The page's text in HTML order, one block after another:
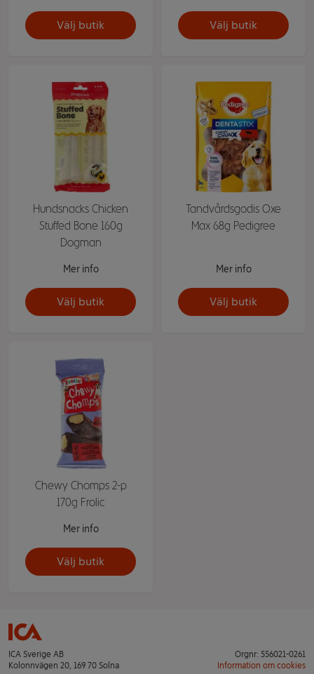
Välj butik Välj butik
Hundsnacks Chicken
Stuffed Bone 160g
Dogman
Mer info
Välj butik
Tandvårdsgodis Oxe
Max 68g Pedigree
Mer info
Välj butik
Chewy Chomps 2-p
170g Frolic
Mer info
Välj butik
ICA Sverige AB
Kolonnvägen 20, 169 70 Solna
Orgnr: 556021-0261
Information om cookies